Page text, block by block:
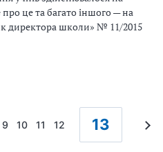
це та багато іншого — на
директора школи» № 11/2015
9 10 11 12 13